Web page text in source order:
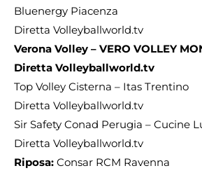
Bluenergy Piacenza
Diretta Volleyballworld.tv
Verona Volley – VERO VOLLEY
Diretta Volleyballworld.tv
Top Volley Cisterna – Itas Trentino
Diretta Volleyballworld.tv
Sir Safety Conad Perugia – Cucine
Diretta Volleyballworld.tv
Riposa: Consar RCM Ravenna